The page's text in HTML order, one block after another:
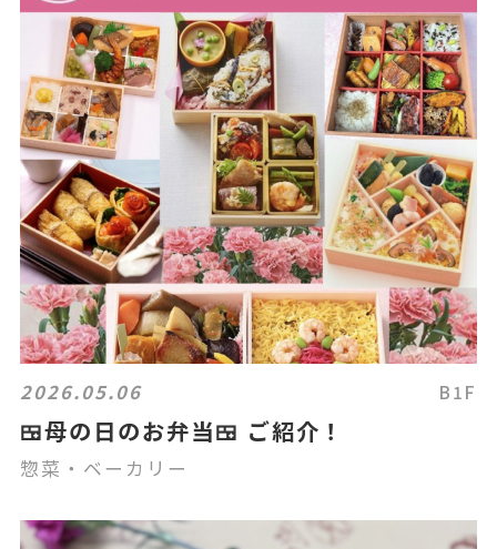
2026.05.06 B1F
🍱母の日のお弁当🍱 ご紹介！
惣菜・ベーカリー